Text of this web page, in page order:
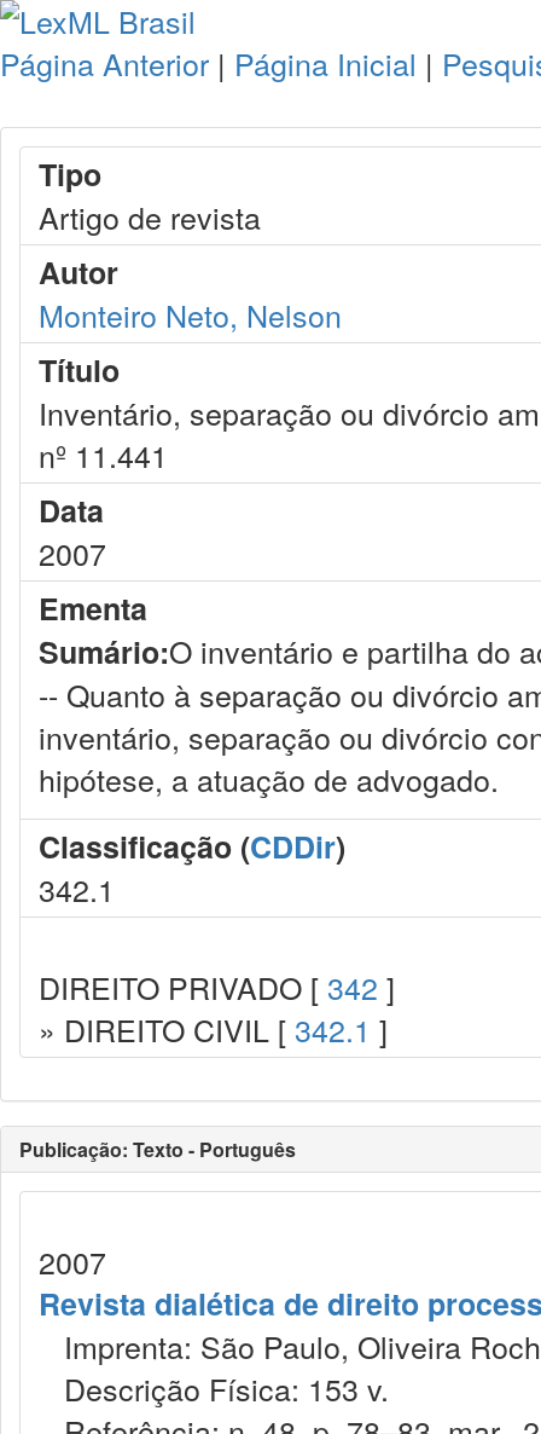
Página Anterior | Página Inicial |
Tipo
Artigo de revista
Autor
Monteiro Neto, Nelson
Título
Inventário, separação ou divórcio
nº 11.441
Data
2007
Ementa
Sumário:O inventário e partilha do
-- Quanto à separação ou divórcio
inventário, separação ou divórcio
hipótese, a atuação de advogado.
Classificação (CDDir)
342.1
DIREITO PRIVADO [ 342 ]
» DIREITO CIVIL [ 342.1 ]
Publicação: Texto - Português
2007
Revista dialética de direito
Imprenta: São Paulo, Oliveira
Descrição Física: 153 v.